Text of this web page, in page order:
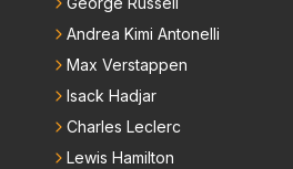
Andrea Kimi Antonelli
Max Verstappen
Isack Hadjar
Charles Leclerc
Lewis Hamilton